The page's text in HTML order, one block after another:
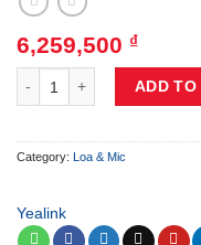
6,259,500 ₫
Yealink CPW65 ADD TO
Category: Loa & Mic
Yealink